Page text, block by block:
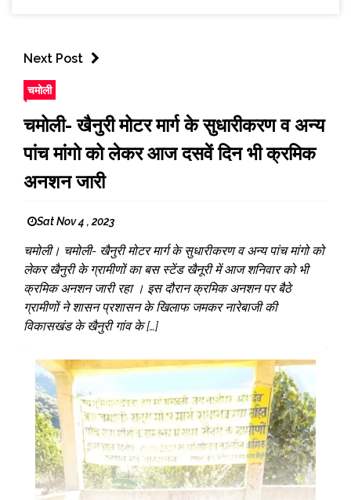
Next Post
चमोली
चमोली- खैनुरी मोटर मार्ग के सुधारीकरण व अन्य
पांच मांगो को लेकर आज दसवें दिन भी क्रमिक
अनशन जारी
Sat Nov 4 , 2023
चमोली। चमोली- खैनुरी मोटर मार्ग के सुधारीकरण व अन्य पांच मांगो को
लेकर खैनुरी के ग्रामीणों का बस स्टेंड खैनूरी में आज शनिवार को भी
क्रमिक अनशन जारी रहा । इस दौरान क्रमिक अनशन पर बैठे
ग्रामीणों ने शासन प्रशासन के खिलाफ जमकर नारेबाजी की
विकासखंड के खैनुरी गांव के […]